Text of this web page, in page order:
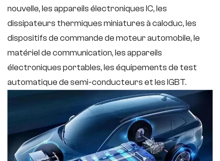
nouvelle, les appareils électroniques IC, les
dissipateurs thermiques miniatures à caloduc, les
dispositifs de commande de moteur automobile, le
matériel de communication, les appareils
électroniques portables, les équipements de test
automatique de semi-conducteurs et les IGBT.